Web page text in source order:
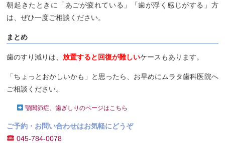
朝起きたときに「あごが疲れている」「歯が浮く感じがする」方
は、ぜひ一度ご相談ください。
まとめ
歯のすり減りは、放置すると回復が難しいケースもあります。
「ちょっとおかしいかも」と思ったら、お早めにムラタ歯科医院へ
ご相談ください。
顎関節症、歯ぎしりのページはこちら
ご予約・お問い合わせはお気軽にどうぞ
045-784-0078